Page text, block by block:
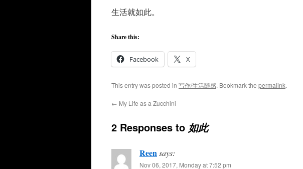
生活就如此。
Share this:
Facebook X
This entry was posted in 写作/生活随感. Bookmark the permalink.
← My Life as a Zucchini
2 Responses to 如此
Reensays:
Nov 06, 2017, Monday at 7:52 pm